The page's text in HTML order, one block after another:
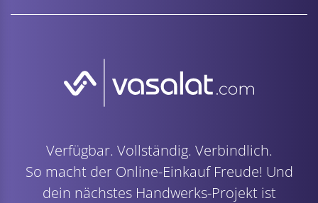
Verfügbar. Vollständig. Verbindlich.
So macht der Online-Einkauf Freude! Und
dein nächstes Handwerks-Projekt ist